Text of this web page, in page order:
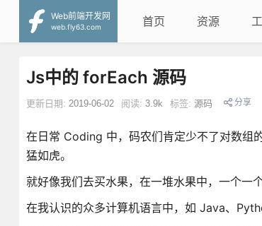
Web前端开发网
web.fly63.com
首页 资源
Js中的 forEach 源码
更新日期: 2019-06-02 阅读: 3.9k 标签: 源码 分享
在日常 Coding 中，码农们肯定少不了对数组
猛如虎。
就好像我们去买水果，在一堆水果中，一个一
在我认识的众多计算机语言中，如 Java、